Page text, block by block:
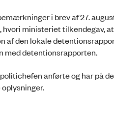
i brev af 27.
ministeriet tilkendegav,
den lokale
med detentionsrapporten.
anførte og har på